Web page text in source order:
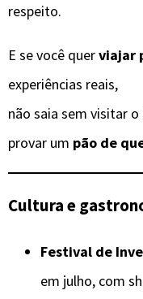
respeito.
E se você querviajar
experiências reais,
não saia sem visitar o
provar um pão de
Cultura e
Festival de
em julho, com